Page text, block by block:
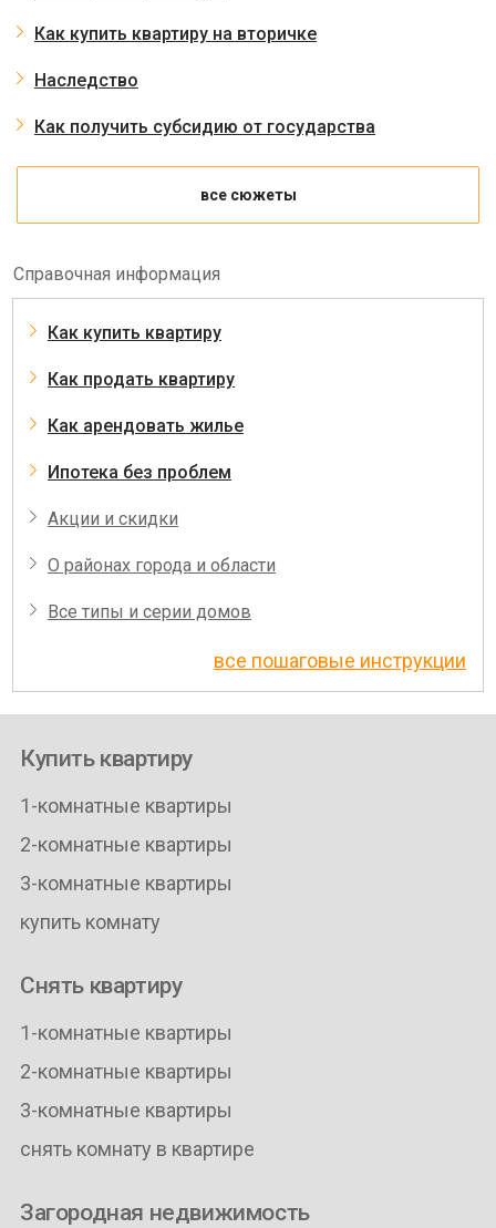
Как купить квартиру на вторичке
Наследство
Как получить субсидию от государства
все сюжеты
Справочная информация
Как купить квартиру
Как продать квартиру
Как арендовать жилье
Ипотека без проблем
Акции и скидки
О районах города и области
Все типы и серии домов
все пошаговые инструкции
Купить квартиру
1-комнатные квартиры
2-комнатные квартиры
3-комнатные квартиры
купить комнату
Снять квартиру
1-комнатные квартиры
2-комнатные квартиры
3-комнатные квартиры
снять комнату в квартире
Загородная недвижимость